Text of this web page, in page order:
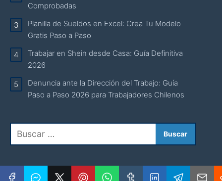
Comprobadas
Planilla de Sueldos en Excel: Crea Tu Modelo
Gratis Paso a Paso
Trabajar en Shein desde Casa: Guía Definitiva
2026
Denuncia ante la Dirección del Trabajo: Guía
Paso a Paso 2026 para Trabajadores Chilenos